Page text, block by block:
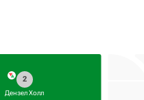
2
Дензел Холл